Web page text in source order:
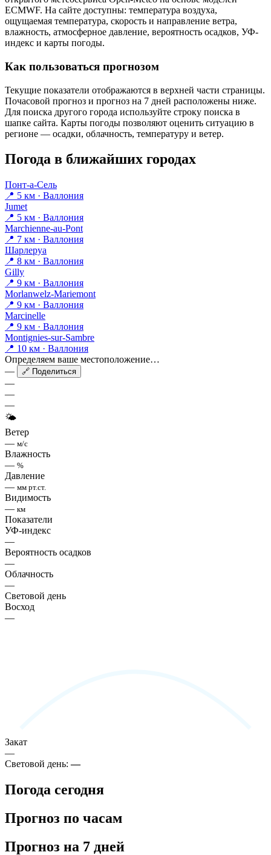
ECMWF. На сайте доступны: температура воздуха,
ощущаемая температура, скорость и направление ветра,
влажность, атмосферное давление, вероятность осадков, УФ-
индекс и карты погоды.
Как пользоваться прогнозом
Текущие показатели отображаются в верхней части страницы.
Почасовой прогноз и прогноз на 7 дней расположены ниже.
Для поиска другого города используйте строку поиска в
шапке сайта. Карты погоды позволяют оценить ситуацию в
регионе — осадки, облачность, температуру и ветер.
Погода в ближайших городах
Понт-а-Сель
📍 5 км · Валлония
Jumet
📍 5 км · Валлония
Marchienne-au-Pont
📍 7 км · Валлония
Шарлеруа
📍 8 км · Валлония
Gilly
📍 9 км · Валлония
Morlanwelz-Mariemont
📍 9 км · Валлония
Marcinelle
📍 9 км · Валлония
Montignies-sur-Sambre
📍 10 км · Валлония
Определяем ваше местоположение…
—
🔗 Поделиться
—
—
—
🌤
Ветер
— м/с
Влажность
— %
Давление
— мм рт.ст.
Видимость
— км
Показатели
УФ-индекс
—
Вероятность осадков
—
Облачность
—
Световой день
Восход
—
Закат
—
Световой день:—
Погода сегодня
Прогноз по часам
Прогноз на 7 дней